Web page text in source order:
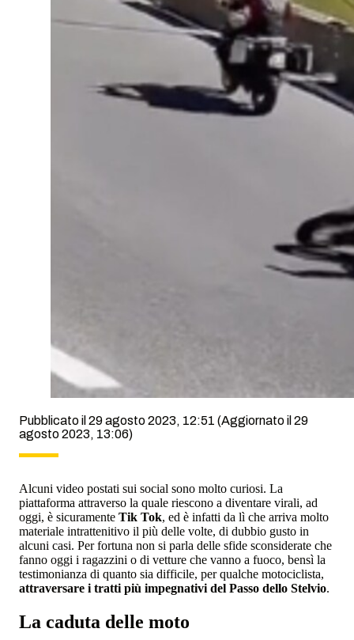
Pubblicato il 29 agosto 2023, 12:51 (Aggiornato il 29
agosto 2023, 13:06)
Alcuni video postati sui social sono molto curiosi. La
piattaforma attraverso la quale riescono a diventare virali, ad
oggi, è sicuramente Tik Tok, ed è infatti da lì che arriva molto
materiale intrattenitivo il più delle volte, di dubbio gusto in
alcuni casi. Per fortuna non si parla delle sfide sconsiderate che
fanno oggi i ragazzini o di vetture che vanno a fuoco, bensì la
testimonianza di quanto sia difficile, per qualche motociclista,
attraversare i tratti più impegnativi del Passo dello Stelvio.
La caduta delle moto